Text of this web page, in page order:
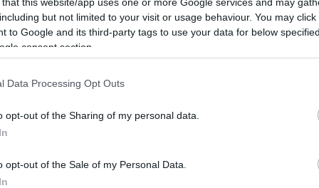
but not limited to your visit or usage behaviour. You may
to Google and its third-party tags to use your data for below
consent section.
Data Processing Opt Outs
opt-out of the Sharing of my personal data.
opt-out of the Sale of my Personal Data.
A televíziózás történetében kevés
figyelmen kívül hagyják a díjátadók.
mégis újra és újra előfordul, hogy
maradnak elismerés nélkül. Van, aki…
2025. OKTÓBER 29. ● TURI DÁNIEL
Minden idők 5 legjobb
tévés alakítása, ami sosem
nyert…